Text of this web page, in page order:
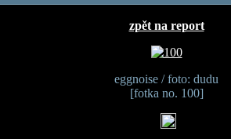
zpět na report
eggnoise / foto: dudu
[fotka no. 100]